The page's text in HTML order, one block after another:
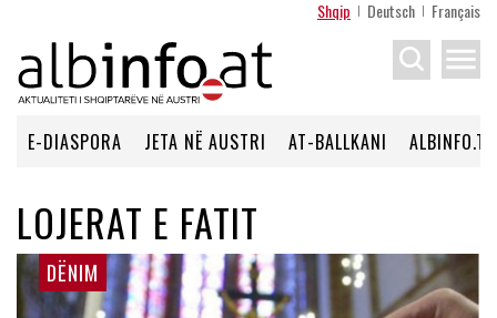
Shqip Deutsch Français
menu
E-DIASPORA JETA NË AUSTRI AT-BALLKANI ALBINFO.TV
LOJERAT E FATIT
DËNIM